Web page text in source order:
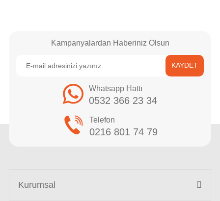
Kampanyalardan Haberiniz Olsun
KAYDET
Whatsapp Hattı
0532 366 23 34
Telefon
0216 801 74 79
Kurumsal